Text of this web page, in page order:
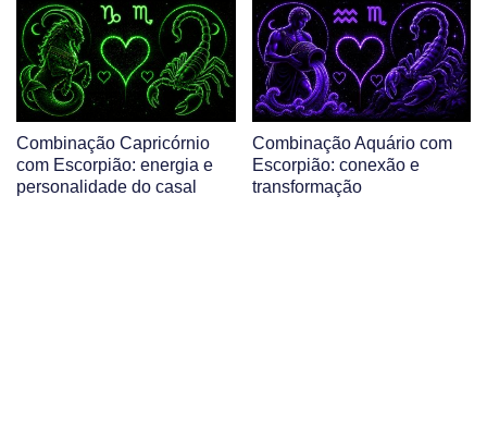
Combinação Capricórnio
com Escorpião: energia e
personalidade do casal
Combinação Aquário com
Escorpião: conexão e
transformação